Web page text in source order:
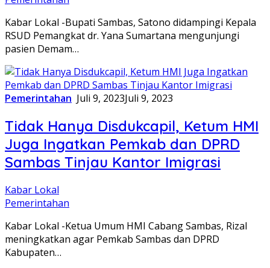
Kabar Lokal -Bupati Sambas, Satono didampingi Kepala
RSUD Pemangkat dr. Yana Sumartana mengunjungi
pasien Demam…
Pemerintahan Juli 9, 2023Juli 9, 2023
Tidak Hanya Disdukcapil, Ketum HMI
Juga Ingatkan Pemkab dan DPRD
Sambas Tinjau Kantor Imigrasi
Kabar Lokal
Pemerintahan
Kabar Lokal -Ketua Umum HMI Cabang Sambas, Rizal
meningkatkan agar Pemkab Sambas dan DPRD
Kabupaten…